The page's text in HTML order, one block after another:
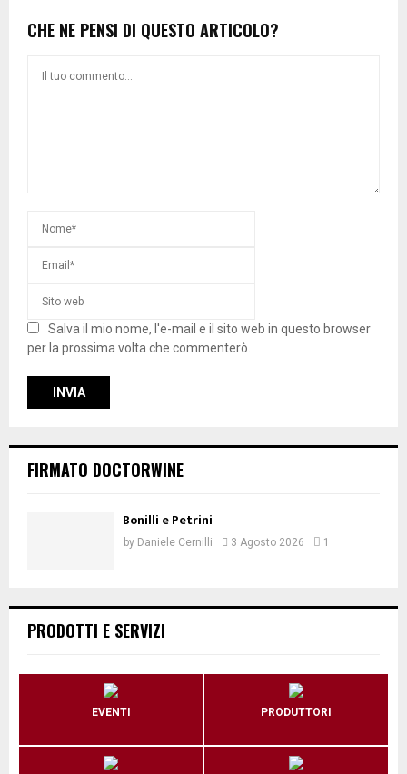
CHE NE PENSI DI QUESTO ARTICOLO?
Salva il mio nome, l'e-mail e il sito web in questo browser
per la prossima volta che commenterò.
FIRMATO DOCTORWINE
Bonilli e Petrini
by Daniele Cernilli 3 Agosto 2026 1
PRODOTTI E SERVIZI
EVENTI PRODUTTORI